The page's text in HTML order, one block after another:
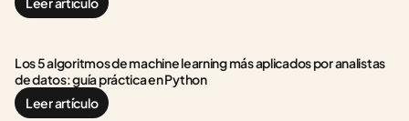
Los 5 algoritmos de machine learning más aplicados por analistas
de datos: guía práctica en Python
Leer artículo